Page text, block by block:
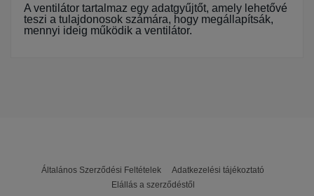
A ventilátor tartalmaz egy adatgyűjtőt, amely lehetővé
teszi a tulajdonosok számára, hogy megállapítsák,
mennyi ideig működik a ventilátor.
Általános Szerződési Feltételek
Adatkezelési tájékoztató
Elállás a szerződéstől